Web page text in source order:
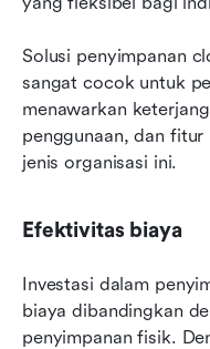
Solusi penyimpanan
sangat cocok untuk
menawarkan
penggunaan, dan
jenis organisasi ini.
Efektivitas biaya
Investasi dalam
biaya dibandingkan
penyimpanan fisik.